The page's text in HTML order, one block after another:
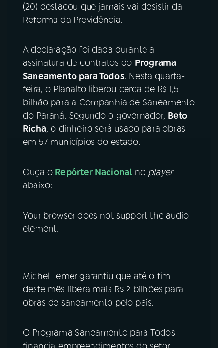
TikTok
(20) destacou que jamais vai desistir da
Reforma da Previdência.
A declaração foi dada durante a
assinatura de contratos do Programa
Saneamento para Todos. Nesta quarta-
feira, o Planalto liberou cerca de R$ 1,5
bilhão para a Companhia de Saneamento
do Paraná. Segundo o governador, Beto
Richa, o dinheiro será usado para obras
em 57 municípios do estado.
Ouça o Repórter Nacional no player
abaixo:
Your browser does not support the audio
element.
Michel Temer garantiu que até o fim
deste mês libera mais R$ 2 bilhões para
obras de saneamento pelo país.
O Programa Saneamento para Todos